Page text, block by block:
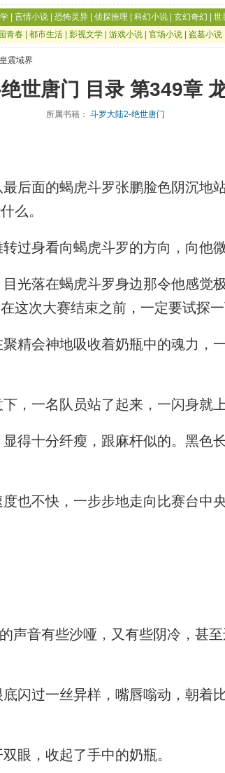
言情小说 恐怖灵异 侦探推理 科幻小说 玄幻奇幻 世
青春 都市生活 影视文学 游戏小说 官场小说 盗墓小说
震域界
世唐门 目录 第349章
所属书籍： 斗罗大陆2-绝世唐门
后面的蝎虎斗罗张鹏脸色阴沉地
么。
过身看向蝎虎斗罗的方向，向他微
光落在蝎虎斗罗身边那令他感觉
这次大赛结束之前，一定要试探一
精会神地吸收着奶瓶中的魂力，
，一名队员站了起来，一闪身就上
得十分纤瘦，跟麻杆似的。黑色
也不快，一步步地走向比赛台中
声音有些沙哑，又有些阴冷，甚
闪过一丝异样，嘴唇嗡动，朝着
眼，收起了手中的奶瓶。